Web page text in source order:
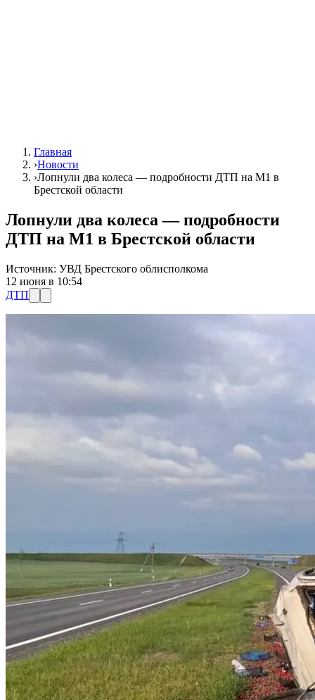
Главная
›Новости
›Лопнули два колеса — подробности ДТП на М1 в
Брестской области
Лопнули два колеса — подробности
ДТП на М1 в Брестской области
Источник: УВД Брестского облисполкома
12 июня в 10:54
ДТП